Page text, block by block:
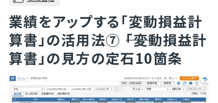
業績をアップする「変動損益計
算書」の活用法⑦ ――「変動損益計
算書」の見方の定石10箇条